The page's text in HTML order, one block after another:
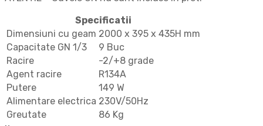
Specificatii
Dimensiuni cu geam 2000 x 395 x 435H mm
Capacitate GN 1/3
9 Buc
Racire
-2/+8 grade
Agent racire
R134A
Putere
149 W
Alimentare electrica 230V/50Hz
Greutate
86 Kg